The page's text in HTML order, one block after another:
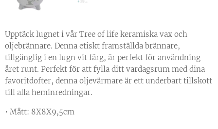
Upptäck lugnet i vår Tree of life keramiska vax och
oljebrännare. Denna etiskt framställda brännare,
tillgänglig i en lugn vit färg, är perfekt för användning
året runt. Perfekt för att fylla ditt vardagsrum med dina
favoritdofter, denna oljevärmare är ett underbart tillskott
till alla heminredningar.
• Mått: 8X8X9,5cm